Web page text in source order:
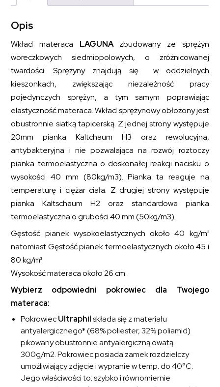
Opis
Wkład materaca LAGUNAzbudowany ze sprężyn
woreczkowych siedmiopolowych, o zróżnicowanej
twardości. Sprężyny znajdują się w oddzielnych
kieszonkach, zwiększając niezależność pracy
pojedynczych sprężyn, a tym samym poprawiając
elastyczność materaca. Wkład sprężynowy obłożony jest
obustronnie siatką tapicerską. Z jednej strony występuje
20mm pianka Kaltchaum H3 oraz rewolucyjna,
antybakteryjna i nie pozwalająca na rozwój roztoczy
pianka termoelastyczna o doskonałej reakcji nacisku o
wysokości 40 mm (80kg/m3). Pianka ta reaguje na
temperaturę i ciężar ciała. Z drugiej strony występuje
pianka Kaltschaum H2 oraz standardowa pianka
termoelastyczna o grubości 40 mm (50kg/m3).
Gęstość pianek wysokoelastycznych około 40 kg/m³
natomiast Gęstość pianek termoelastycznych około 45 i
80 kg/m³
Wysokość materaca około 26 cm.
Wybierz odpowiedni pokrowiec dla Twojego
materaca:
PokrowiecUltraphilskłada się z materiału
antyalergicznego* (68% poliester, 32% poliamid)
pikowany obustronnie antyalergiczną owatą
300g/m2. Pokrowiec posiada zamek rozdzielczy
umożliwiający zdjęcie i wypranie w temp. do 40°C.
Jego właściwości to: szybko i równomiernie